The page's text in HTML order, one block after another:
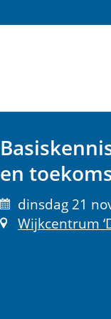
en
dinsdag 21
Wijkcentrum